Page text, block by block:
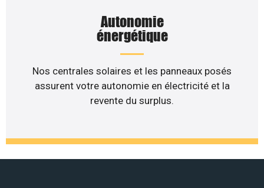
Autonomie
énergétique
Nos centrales solaires et les panneaux posés
assurent votre autonomie en électricité et la
revente du surplus.